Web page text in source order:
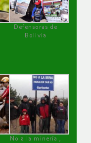
Defensoras de
Bolivia
No a la minería ,